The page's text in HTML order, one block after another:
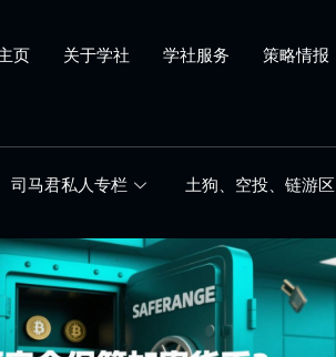
页 关于学社 学社服务 策略情报
司马君私人专栏 土狗、空投、链游区